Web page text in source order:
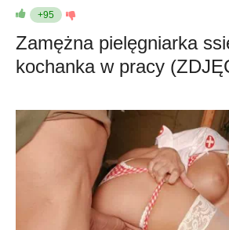
+95
Zamężna pielęgniarka
kochanka w pracy